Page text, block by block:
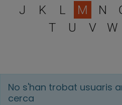
J
K L M N
T
U V W
No s'han trobat usuaris
cerca